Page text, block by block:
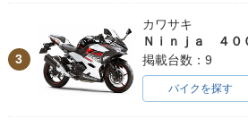
3
カワサキ
Ｎｉｎｊａ ４０
掲載台数：9
バイクを探す